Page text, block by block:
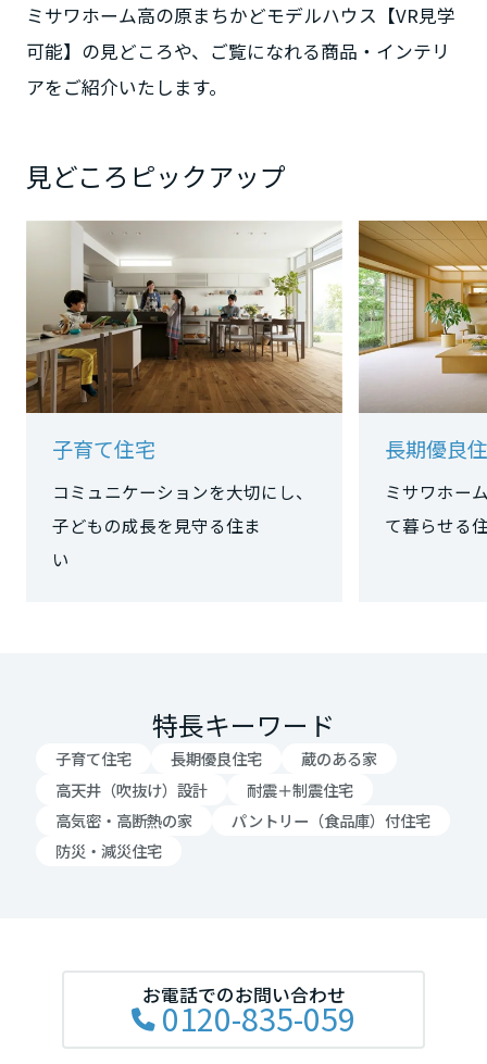
ミサワホーム高の原まちかどモデルハウス【VR見学
可能】の見どころや、ご覧になれる商品・インテリ
アをご紹介いたします。
見どころピックアップ
子育て住宅
コミュニケーションを大切にし、
子どもの成長を見守る住ま
い
長期優良
ミサワホー
て暮らせる
特長キーワード
子育て住宅 長期優良住宅
蔵のある家
高天井（吹抜け）設計
耐震＋制震住宅
高気密・高断熱の家
パントリー（食品庫）付住宅
防災・減災住宅
お電話でのお問い合わせ
0120-835-059
京都府
兵庫県
奈良県
和歌山県
中国・四国エリア
鳥取県
山口県
徳島県